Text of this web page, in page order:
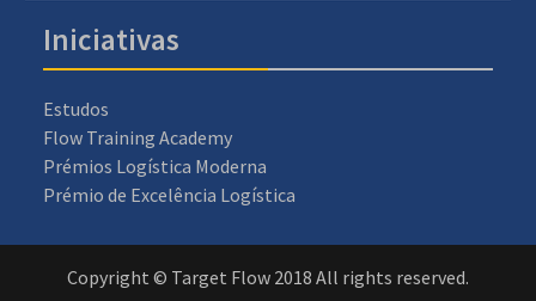
Iniciativas
Estudos
Flow Training Academy
Prémios Logística Moderna
Prémio de Excelência Logística
Copyright © Target Flow 2018 All rights reserved.